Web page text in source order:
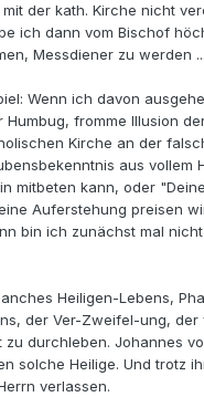
der kath. Kirche nicht
ich dann vom Bischof
Messdiener zu werden ...
Wenn ich davon
fromme Illusion
Kirche an der
aus vollem
mitbeten kann, oder
Auferstehung preisen
bin ich zunächst mal
Heiligen-Lebens,
der Ver-Zweifel-ung, der
zu durchleben. Johannes
solche Heilige. Und trotz
verlassen.